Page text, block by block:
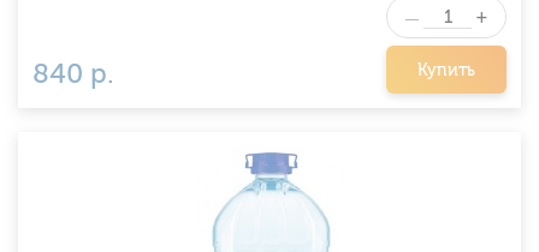
840 р. Купить
— +